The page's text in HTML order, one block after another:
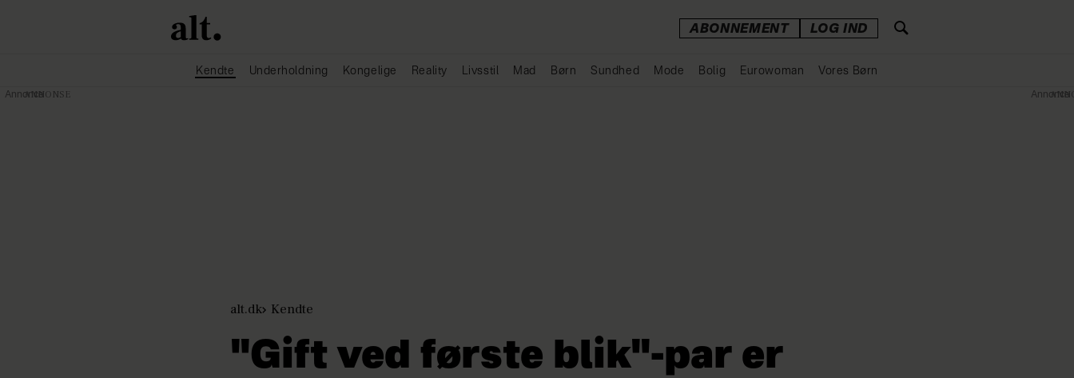
ABONNEMENT LOG IND
Kendte Underholdning Kongelige Reality Livsstil Mad Børn Sundhed Mode Bolig Eurowoman Vores Børn
alt.dk Kendte
"Gift ved første blik"-par er
Annonce Annonce